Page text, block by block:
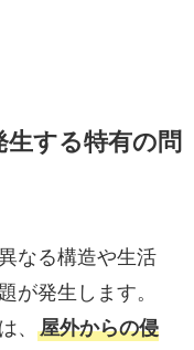
する特有の問
なる構造や生活
が発生します。
、 屋外からの侵